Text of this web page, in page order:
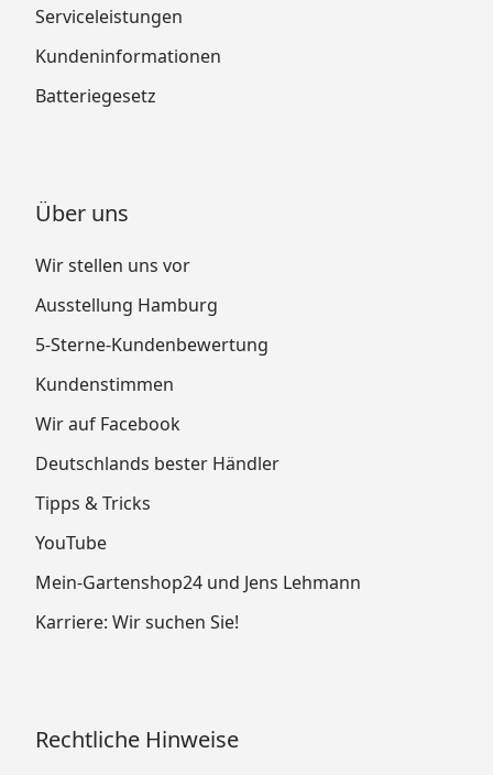
Serviceleistungen
Kundeninformationen
Batteriegesetz
Über uns
Wir stellen uns vor
Ausstellung Hamburg
5-Sterne-Kundenbewertung
Kundenstimmen
Wir auf Facebook
Deutschlands bester Händler
Tipps & Tricks
YouTube
Mein-Gartenshop24 und Jens Lehmann
Karriere: Wir suchen Sie!
Rechtliche Hinweise